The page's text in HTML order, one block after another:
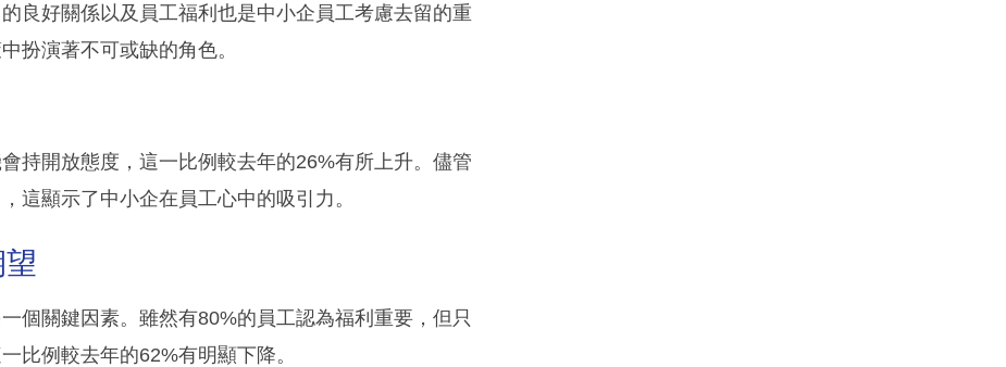
良好關係以及員工福利也是中小企員工考慮去留的重
扮演著不可或缺的角色。
持開放態度，這一比例較去年的26%有所上升。儘管
這顯示了中小企在員工心中的吸引力。
個關鍵因素。雖然有80%的員工認為福利重要，但只
比例較去年的62%有明顯下降。